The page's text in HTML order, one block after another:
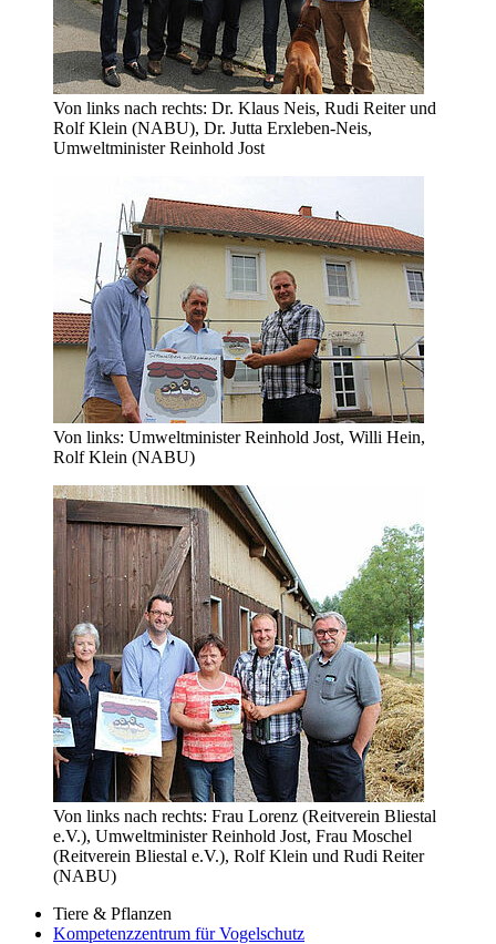
Von links nach rechts: Dr. Klaus Neis, Rudi Reiter und
Rolf Klein (NABU), Dr. Jutta Erxleben-Neis,
Umweltminister Reinhold Jost
Von links: Umweltminister Reinhold Jost, Willi Hein,
Rolf Klein (NABU)
Von links nach rechts: Frau Lorenz (Reitverein Bliestal
e.V.), Umweltminister Reinhold Jost, Frau Moschel
(Reitverein Bliestal e.V.), Rolf Klein und Rudi Reiter
(NABU)
Tiere & Pflanzen
Kompetenzzentrum für Vogelschutz